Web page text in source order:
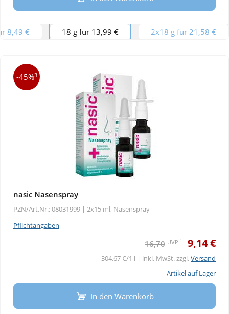
8,49 € 18 g für 13,99 € 2x18 g für 21,58 €
-45%3
nasic Nasenspray
PZN/Art.Nr.: 08031999 | 2x15 ml, Nasenspray
Pflichtangaben
16,70 UVP 1 9,14 €
304,67 €/1 l | inkl. MwSt. zzgl.Versand
Artikel auf Lager
In den Warenkorb